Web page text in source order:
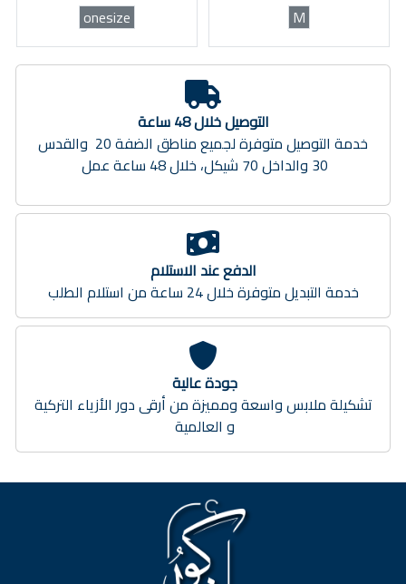
M
onesize
التوصيل خلال 48 ساعة
خدمة التوصيل متوفرة لجميع مناطق الضفة 20 والقدس
30 والداخل 70 شيكل، خلال 48 ساعة عمل
الدفع عند الاستلام
خدمة التبديل متوفرة خلال 24 ساعة من استلام الطلب
جودة عالية
تشكيلة ملابس واسعة ومميزة من أرقى دور الأزياء التركية
و العالمية